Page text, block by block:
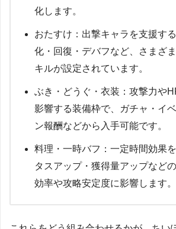
化します。
おたすけ：出撃キャラを支援す
化・回復・デバフなど、さまざ
キルが設定されています。
ぶき・どうぐ・衣装：攻撃力や
影響する装備枠で、ガチャ・イ
ン報酬などから入手可能です。
料理・一時バフ：一定時間効果
タスアップ・獲得量アップなど
効率や攻略安定度に影響します。